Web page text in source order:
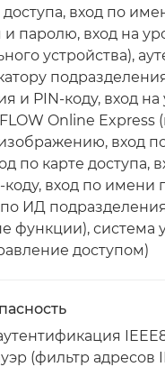
доступа, вход по
и паролю, вход на
устройства),
и PIN-коду, вход на
Online Express
изображению, вход
по карте доступа,
коду, вход по имени
ИД
функции), система
доступом)
(фильтр адресов